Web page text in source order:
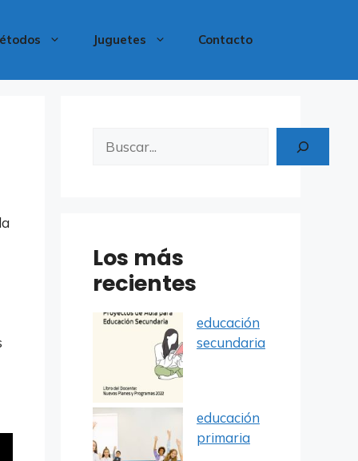
Juguetes Contacto
Los más
recientes
educación
secundaria
educación
primaria